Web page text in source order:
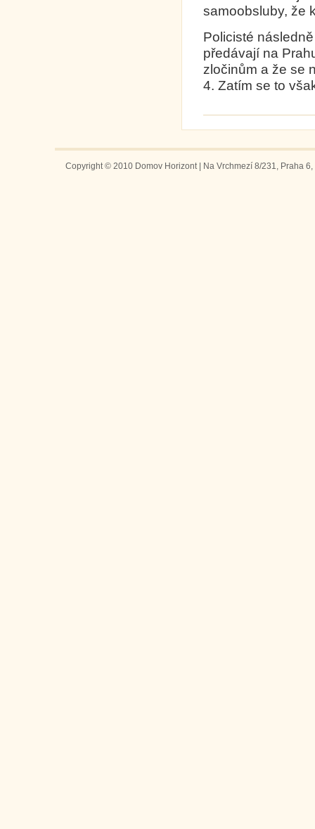
samoobsluby, že
Policisté
předávají na
zločinům a že se
4. Zatím se to
Copyright © 2010 Domov Horizont | Na Vrchmezí 8/231, Praha